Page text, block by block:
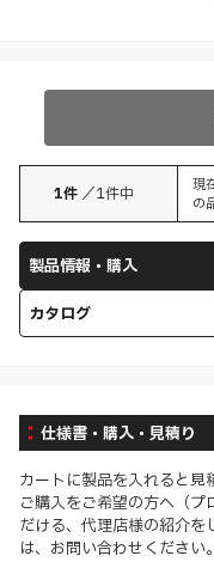
1件 ／1件中
現
の
製品情報・購入
カタログ
仕様書・購入・見積り
カートに製品を入れると見
ご購入をご希望の方へ（
だける、代理店様の紹介を
は、お問い合わせください。